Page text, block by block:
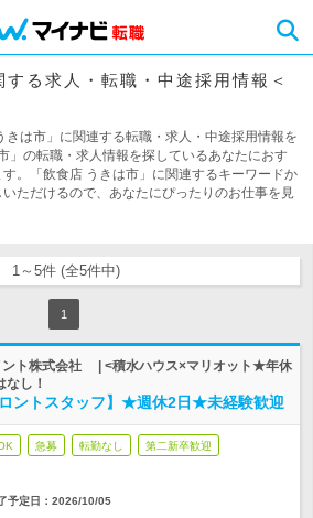
る求人・転職・中途採用情報＜
きは市」に関連する転職・求人・中途採用情報を
」の転職・求人情報を探しているあなたにおす
。「飲食店 うきは市」に関連するキーワードか
ただけるので、あなたにぴったりのお仕事を見
1～5件 (全5件中)
1
ント株式会社 | <積水ハウス×マリオット★年休
し！
ントスタッフ】★週休2日★未経験歓迎
急募 転勤なし 第二新卒歓迎
予定日： 2026/10/05